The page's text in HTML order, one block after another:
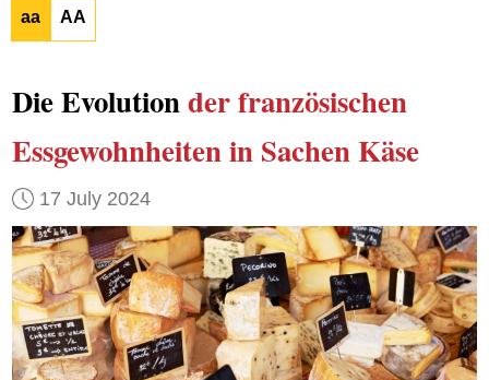
aa AA
Die Evolutionder französischen
Essgewohnheitenin Sachen Käse
17 July 2024